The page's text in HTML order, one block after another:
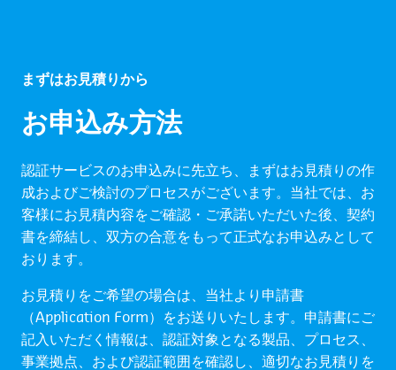
まずはお見積りから
お申込み方法
認証サービスのお申込みに先立ち、まずはお見積りの作
成およびご検討のプロセスがございます。当社では、お
客様にお見積内容をご確認・ご承諾いただいた後、契約
書を締結し、双方の合意をもって正式なお申込みとして
おります。
お見積りをご希望の場合は、当社より申請書
（Application Form）をお送りいたします。申請書にご
記入いただく情報は、認証対象となる製品、プロセス、
事業拠点、および認証範囲を確認し、適切なお見積りを